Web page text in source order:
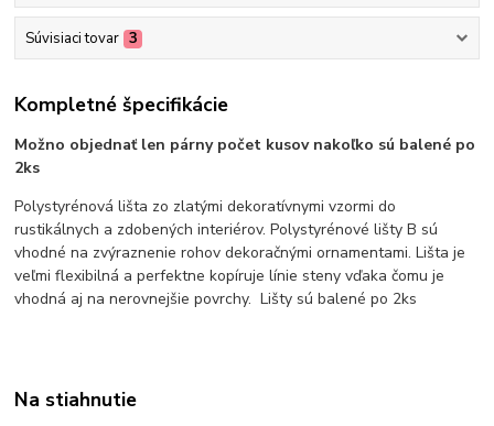
Súvisiaci tovar 3
Kompletné špecifikácie
Možno objednať len párny počet kusov nakoľko sú balené po
2ks
Polystyrénová lišta zo zlatými dekoratívnymi vzormi do
rustikálnych a zdobených interiérov. Polystyrénové lišty B sú
vhodné na zvýraznenie rohov dekoračnými ornamentami. Lišta je
veľmi flexibilná a perfektne kopíruje línie steny vďaka čomu je
vhodná aj na nerovnejšie povrchy. Lišty sú balené po 2ks
Na stiahnutie